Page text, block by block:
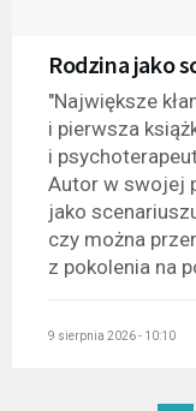
Rodzina jako
"Największe
i pierwsza
i
Autor w swojej
jako
czy można
z pokolenia na
9 sierpnia 2026 - 10:10